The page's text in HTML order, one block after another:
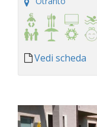
Vedi scheda